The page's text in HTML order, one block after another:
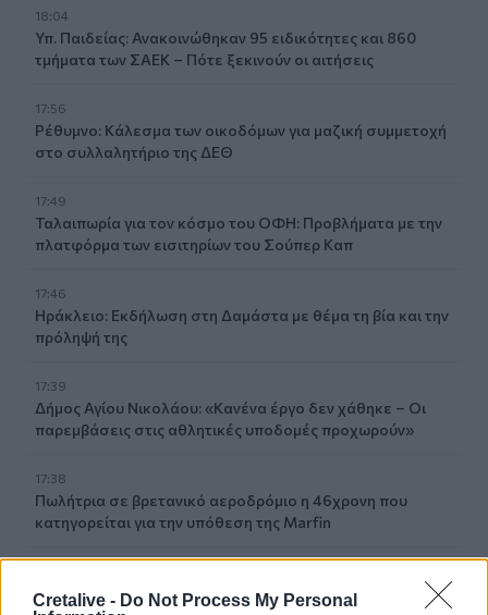
Cretalive - Do Not Process My Personal
18:04
Υπ. Παιδείας: Ανακοινώθηκαν 95 ειδικότητες και 860
τμήματα των ΣΑΕΚ – Πότε ξεκινούν οι αιτήσεις
17:56
Ρέθυμνο: Κάλεσμα των οικοδόμων για μαζική συμμετοχή
στο συλλαλητήριο της ΔΕΘ
17:49
Ταλαιπωρία για τον κόσμο του ΟΦΗ: Προβλήματα με την
πλατφόρμα των εισιτηρίων του Σούπερ Καπ
17:46
Ηράκλειο: Εκδήλωση στη Δαμάστα με θέμα τη βία και την
πρόληψή της
17:39
Δήμος Αγίου Νικολάου: «Κανένα έργο δεν χάθηκε – Οι
παρεμβάσεις στις αθλητικές υποδομές προχωρούν»
17:38
Πωλήτρια σε βρετανικό αεροδρόμιο η 46χρονη που
κατηγορείται για την υπόθεση της Marfin
Κρήτη: Το ναυλωμένο πλοίο έφυγε, οι μετανάστες πήγαν